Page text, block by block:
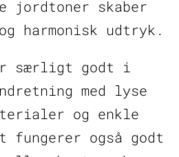
jordtoner skaber
harmonisk udtryk.
særligt godt i
med lyse
og enkle
fungerer også godt